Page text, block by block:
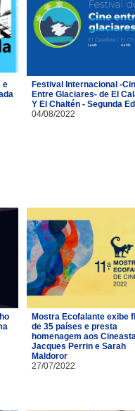
e
Festival Internacional -
Entre Glaciares- de El
Y El Chaltén - Segunda
04/08/2022
Mostra Ecofalante exibe
de 35 países e presta
homenagem aos
Jacques Perrin e Sarah
Maldoror
27/07/2022